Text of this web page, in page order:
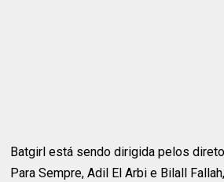
Batgirl está sendo dirigida pelos
Para Sempre, Adil El Arbi e Bilall